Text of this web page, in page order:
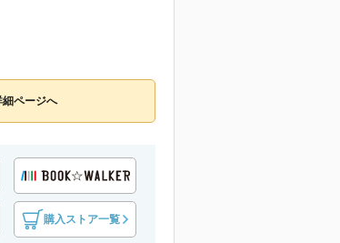
ページへ
購入ストア一覧